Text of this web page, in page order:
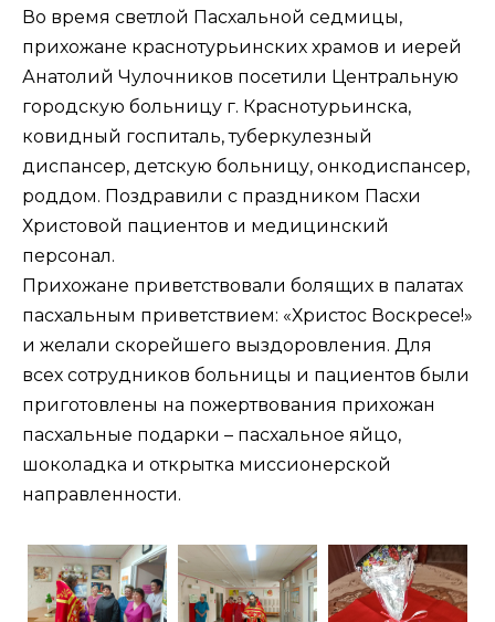
Во время светлой Пасхальной седмицы,
прихожане краснотурьинских храмов и иерей
Анатолий Чулочников посетили Центральную
городскую больницу г. Краснотурьинска,
ковидный госпиталь, туберкулезный
диспансер, детскую больницу, онкодиспансер,
роддом. Поздравили с праздником Пасхи
Христовой пациентов и медицинский
персонал.
Прихожане приветствовали болящих в палатах
пасхальным приветствием: «Христос Воскресе!»
и желали скорейшего выздоровления. Для
всех сотрудников больницы и пациентов были
приготовлены на пожертвования прихожан
пасхальные подарки – пасхальное яйцо,
шоколадка и открытка миссионерской
направленности.